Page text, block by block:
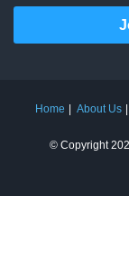
Home About Us
© Copyright